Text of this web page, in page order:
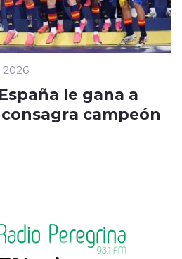
le gana a
campeón